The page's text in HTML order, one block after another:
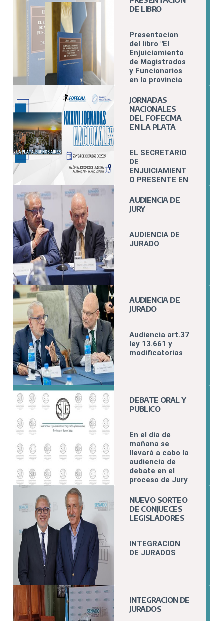
DE LIBRO
Presentacion
del libro "El
Enjuiciamiento
de Magistrados
y Funcionarios
en la provincia
Aires".
JORNADAS
NACIONALES
DEL FOFECMA
EN LA PLATA
EL SECRETARIO
DE
ENJUICIAMIENT
O PRESENTE EN
NACIONALES E
INTERNACIONAL
AUDIENCIA DE
JURY
AUDIENCIA DE
JURADO
AUDIENCIA DE
JURADO
Audiencia art.37
ley 13.661 y
modificatorias
DEBATE ORAL Y
PUBLICO
En el día de
mañana se
llevará a cabo la
audiencia de
debate en el
proceso de Jury
Juzgado de
Garantías Nº6
del
NUEVO SORTEO
DE CONJUECES
LEGISLADORES
INTEGRACION
DE JURADOS
INTEGRACION DE
JURADOS